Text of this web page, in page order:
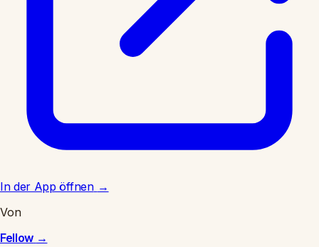
In der App öffnen →
Von
Fellow →